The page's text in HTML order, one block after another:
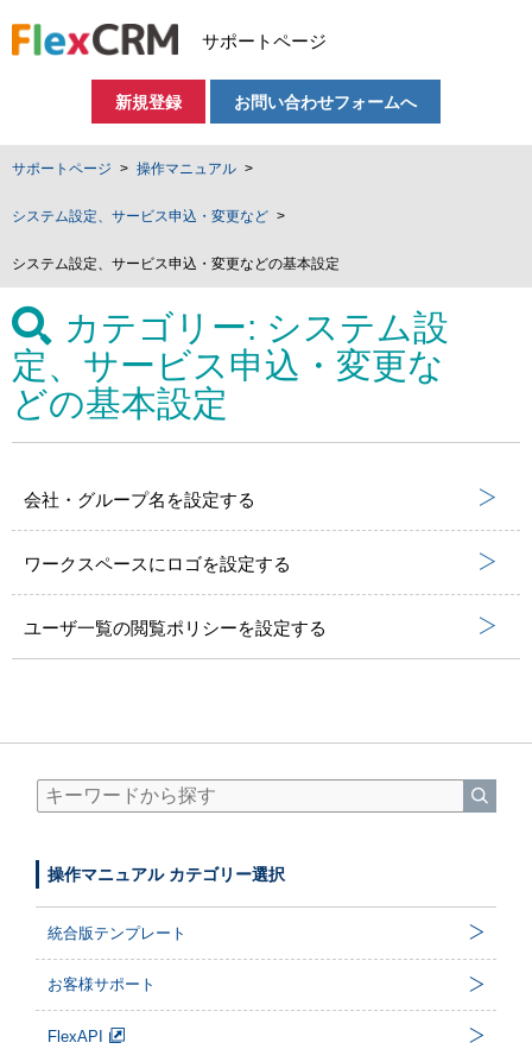
サポートページ
新規登録 お問い合わせフォームへ
サポートページ 操作マニュアル
システム設定、サービス申込・変更など
システム設定、サービス申込・変更などの基本設定
カテゴリー: システム設
定、サービス申込・変更な
どの基本設定
会社・グループ名を設定する
ワークスペースにロゴを設定する
ユーザ一覧の閲覧ポリシーを設定する
操作マニュアル カテゴリー選択
統合版テンプレート
お客様サポート
FlexAPI